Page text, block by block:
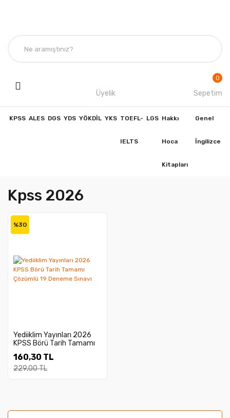
Üyelik Sepetim
0
KPSS ALES DGS YDS YÖKDİL YKS TOEFL-
IELTS
LGS Hakkı
Hoca
Kitapları
Genel
İngilizce
Kpss 2026
%30
Yediiklim Yayınları 2026
KPSS Börü Tarih Tamamı
Sınavı
160,30 TL
229,00 TL